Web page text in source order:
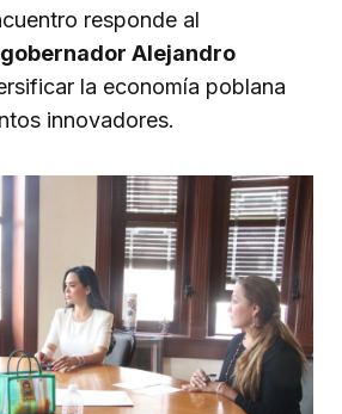
responde al
gobernador Alejandro
la economía poblana
innovadores.